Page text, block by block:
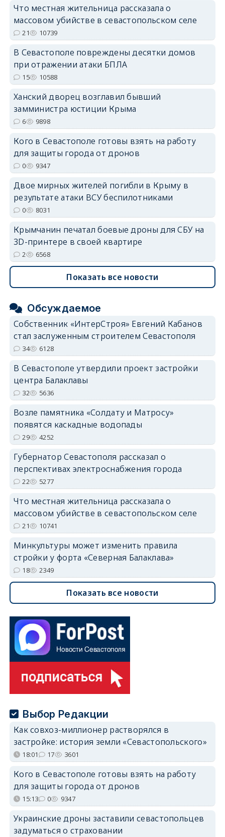
Что местная жительница рассказала о
массовом убийстве в севастопольском селе
21 10739
В Севастополе повреждены десятки домов
при отражении атаки БПЛА
15 10588
Ханский дворец возглавил бывший
замминистра юстиции Крыма
6 9898
Кого в Севастополе готовы взять на работу
для защиты города от дронов
0 9347
Двое мирных жителей погибли в Крыму в
результате атаки ВСУ беспилотниками
0 8031
Крымчанин печатал боевые дроны для СБУ на
3D-принтере в своей квартире
2 6568
Показать все новости
Обсуждаемое
Собственник «ИнтерСтроя» Евгений Кабанов
стал заслуженным строителем Севастополя
34 6128
В Севастополе утвердили проект застройки
центра Балаклавы
32 5636
Возле памятника «Солдату и Матросу»
появятся каскадные водопады
29 4252
Губернатор Севастополя рассказал о
перспективах электроснабжения города
22 5277
Что местная жительница рассказала о
массовом убийстве в севастопольском селе
21 10741
Минкультуры может изменить правила
стройки у форта «Северная Балаклава»
18 2349
Показать все новости
Выбор Редакции
Как совхоз-миллионер растворялся в
застройке: история земли «Севастопольского»
18:01 17 3601
Кого в Севастополе готовы взять на работу
для защиты города от дронов
15:13 0 9347
Украинские дроны заставили севастопольцев
задуматься о страховании